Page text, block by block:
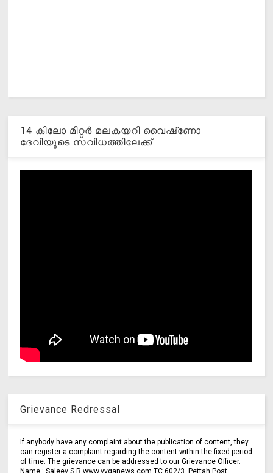
14 കിലോ മീറ്റര്‍ മലകയറി വൈഷ്‌ണോ
ദേവിയുടെ സവിധത്തിലേക്ക്
Grievance Redressal
If anybody have any complaint about the publication of content, they
can register a complaint regarding the content within the fixed period
of time. The grievance can be addressed to our Grievance Officer.
Name : Sajeev S.R www.vyganews.com TC 602/3, Pettah Post